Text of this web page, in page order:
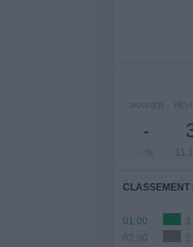
JANVIER
-
- %
CLASSEMENT
01:00
3
02:00